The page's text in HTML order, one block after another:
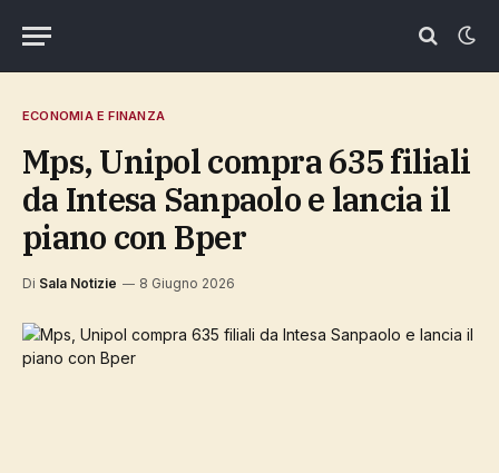
ECONOMIA E FINANZA
Mps, Unipol compra 635 filiali
da Intesa Sanpaolo e lancia il
piano con Bper
Di Sala Notizie 8 Giugno 2026